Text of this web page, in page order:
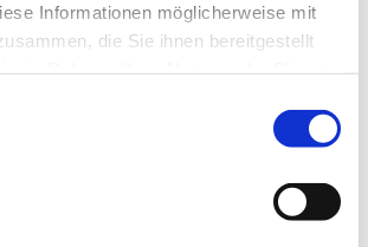
Informationen möglicherweise mit
die Sie ihnen bereitgestellt